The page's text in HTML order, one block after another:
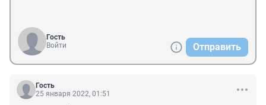
Гость
Войти
Отправить
Гость
25 января 2022, 01:51